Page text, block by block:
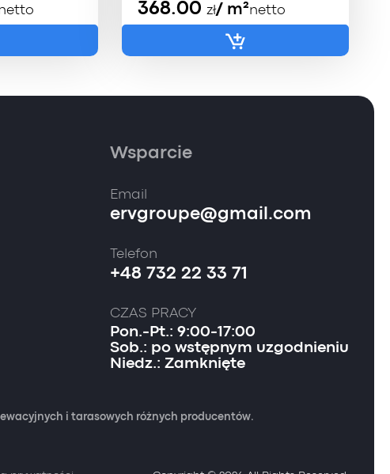
368.00 zł/ m²netto
Wsparcie
Email
ervgroupe@gmail.com
Telefon
+48 732 22 33 71
CZAS PRACY
Pon.-Pt.: 9:00-17:00
Sob.: po wstępnym uzgodnieniu
Niedz.: Zamknięte
i tarasowych różnych producentów.